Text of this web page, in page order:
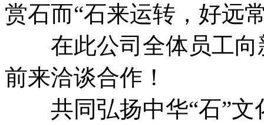
赏石而“石来运转，好远
在此公司全体员工向
前来洽谈合作！
共同弘扬中华“石”文